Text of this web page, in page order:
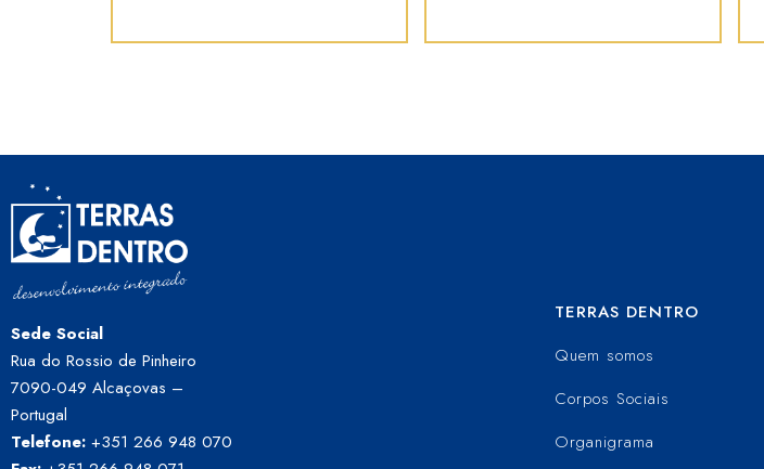
Sede Social
Rua do Rossio de Pinheiro
7090-049 Alcaçovas –
Portugal
Telefone: +351 266 948 070
TERRAS DENTRO
Quem somos
Corpos Sociais
Organigrama